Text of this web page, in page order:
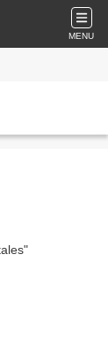
MENU